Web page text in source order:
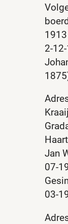
2-
Jan
07-
03-